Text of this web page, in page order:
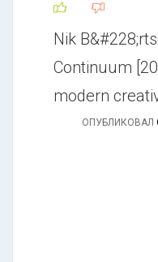
Nik
Continuum
modern
ОПУБЛИКОВАЛ